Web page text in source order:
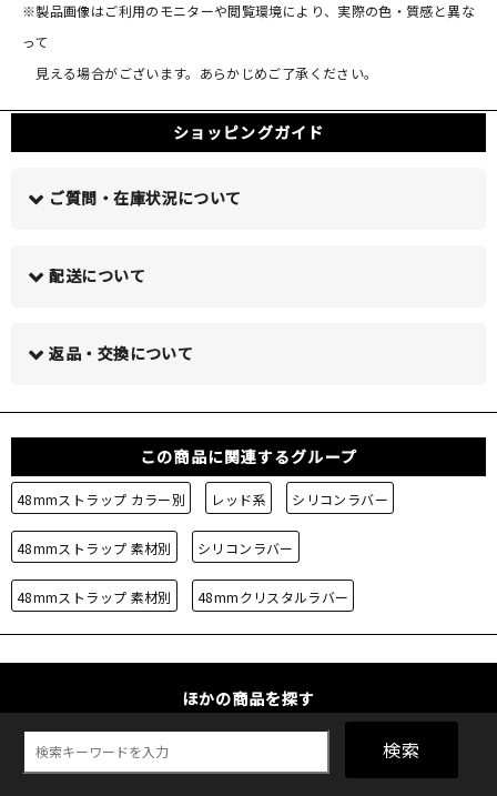
※製品画像はご利用のモニターや閲覧環境により、実際の色・質感と異な
って
見える場合がございます。あらかじめご了承ください。
ショッピングガイド
ご質問・在庫状況について
配送について
返品・交換について
この商品に関連するグループ
48mmストラップ カラー別 レッド系 シリコンラバー
48mmストラップ 素材別 シリコンラバー
48mmストラップ 素材別 48mmクリスタルラバー
ほかの商品を探す
検索